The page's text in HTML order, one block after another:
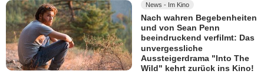
News - Im Kino
Nach wahren Begebenheiten
und von Sean Penn
beeindruckend verfilmt: Das
unvergessliche
Aussteigerdrama "Into The
Wild" kehrt zurück ins Kino!